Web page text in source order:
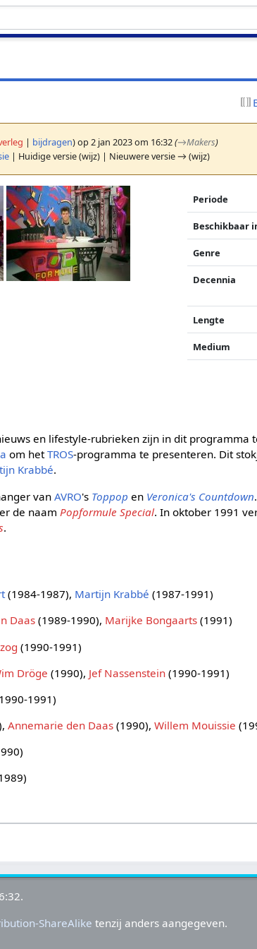
| bijdragen)op 2 jan 2023 om 16:32(→Makers)
| Huidige versie (wijz) | Nieuwere versie → (wijz)
Periode
Beschikbaar
Genre
Decennia
Lengte
Medium
en lifestyle-rubrieken zijn in dit programma
om hetTROS-programma te presenteren. Dit
Krabbé.
vanAVRO's Toppop en Veronica's Countdown
de naam Popformule Special. In oktober 1991
.
(1984-1987), Martijn Krabbé (1987-1991)
Daas(1989-1990), Marijke Bongaarts (1991)
(1990-1991)
Dröge (1990), Jef Nassenstein (1990-1991)
1991)
Annemarie den Daas (1990),Willem Mouissie
ShareAlike tenzij anders aangegeven.